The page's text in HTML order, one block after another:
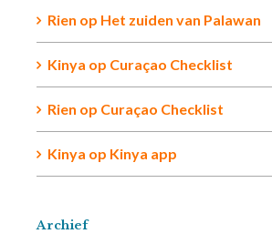
Rien op Het zuiden van Palawan
Kinya op Curaçao Checklist
Rien op Curaçao Checklist
Kinya op Kinya app
Archief